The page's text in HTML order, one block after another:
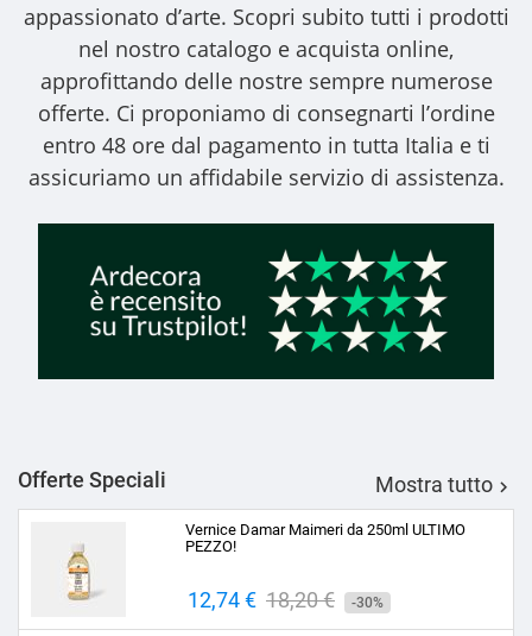
appassionato d’arte. Scopri subito tutti i prodotti
nel nostro catalogo e acquista online,
approfittando delle nostre sempre numerose
offerte. Ci proponiamo di consegnarti l’ordine
entro 48 ore dal pagamento in tutta Italia e ti
assicuriamo un affidabile servizio di assistenza.
Offerte Speciali Mostra tutto 
Vernice Damar Maimeri da 250ml ULTIMO
PEZZO!
Prezzo
12,74 € Prezzo
18,20 € -30%